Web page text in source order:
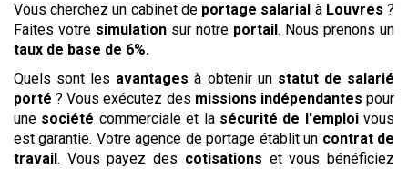
Vous cherchez un cabinet de portage salarial à Louvres ?
Faites votre simulation sur notre portail . Nous prenons un
taux de base de 6%.
Quels sont les avantages à obtenir un statut de salarié
porté ? Vous exécutez des missions indépendantes pour
une société commerciale et la sécurité de l'emploi vous
est garantie. Votre agence de portage établit un contrat de
travail . Vous payez des cotisations et vous bénéficiez